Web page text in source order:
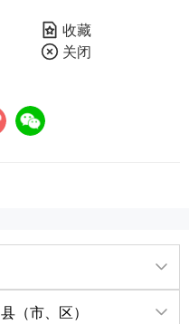
收藏
关闭
县（市、区）